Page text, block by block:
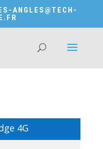
ANGLES@TECH-
4G